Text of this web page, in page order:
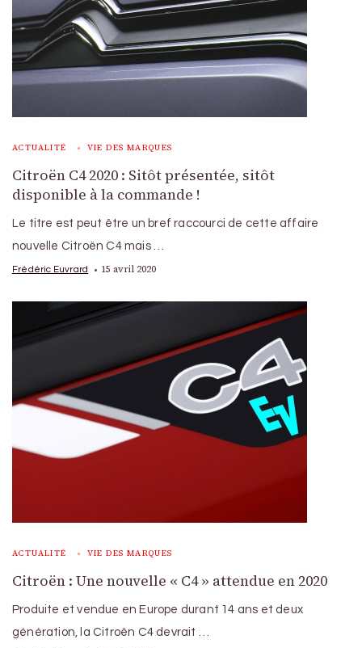
ACTUALITÉ VIE DES MARQUES
Citroën C4 2020 : Sitôt présentée, sitôt
disponible à la commande !
Le titre est peut être un bref raccourci de cette affaire
nouvelle Citroën C4 mais …
Frédéric Euvrard 15 avril 2020
ACTUALITÉ VIE DES MARQUES
Citroën : Une nouvelle « C4 » attendue en 2020
Produite et vendue en Europe durant 14 ans et deux
génération, la Citroën C4 devrait …